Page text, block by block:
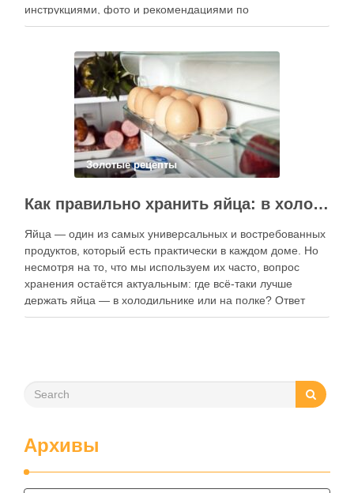
инструкциями, фото и рекомендациями по
приготовлению. В отличие от печатных изданий,
контент, расширять коллекции блюд и добавлять новые
функции. Ниже …
Золотые рецепты
Как правильно хранить яйца: в холодильнике или на полке?
Яйца — один из самых универсальных и востребованных
продуктов, который есть практически в каждом доме. Но
несмотря на то, что мы используем их часто, вопрос
хранения остаётся актуальным: где всё-таки лучше
держать яйца — в холодильнике или на полке? Ответ
зависит от нескольких факторов, включая температуру
Архивы